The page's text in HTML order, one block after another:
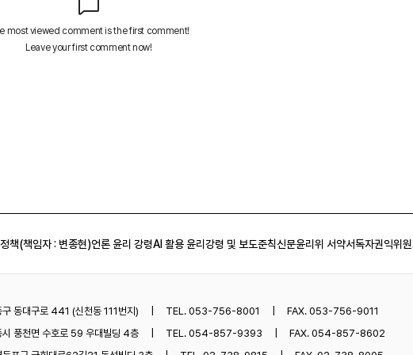
책(책임자 : 변종현)언론 윤리 강령AI 활용 윤리강령 및 보도준칙신문윤리위 서약서독자권익위
동대구로 441 (신천동 111번지) TEL. 053-756-8001
FAX. 053-756-9011
풍천면 수호로 59 우대빌딩 4층 TEL. 054-857-9393
FAX. 054-857-8602